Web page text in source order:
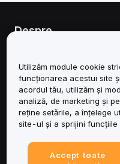
Despre
Asistență
Produse
Juridic
Utilizăm module cookie
funcționarea acestui site
acordul tău, utilizăm și
analiză, de marketing și
reține setările, a înțelege
site-ul și a sprijini funcțiile
Accept toate